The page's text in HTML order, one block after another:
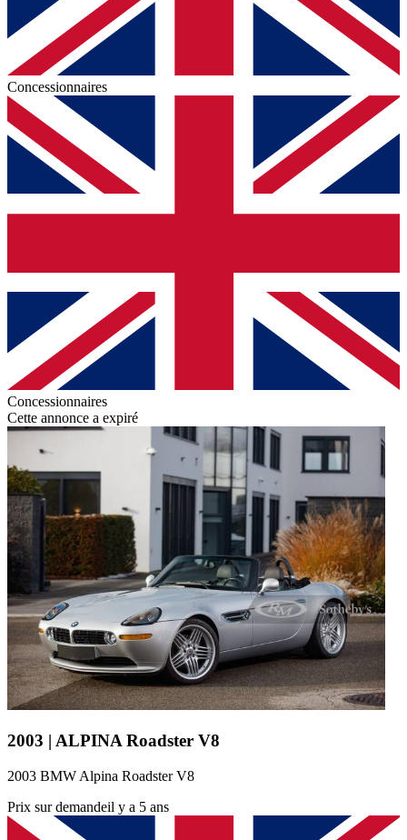
Concessionnaires
Concessionnaires
Cette annonce a expiré
2003 | ALPINA Roadster V8
2003 BMW Alpina Roadster V8
Prix sur demandeil y a 5 ans